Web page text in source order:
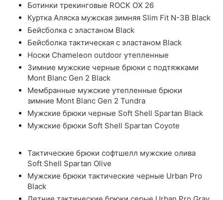
Ботинки трекинговые ROCK OX 26
Куртка Аляска мужская зимняя Slim Fit N-3B Black
Бейсболка с эластаном Black
Бейсболка тактическая с эластаном Black
Носки Chameleon outdoor утепленные
Зимние мужские черные брюки с подтяжками
Mont Blanc Gen 2 Black
Мембранные мужские утепленные брюки
зимние Mont Blanc Gen 2 Tundra
Мужские брюки черные Soft Shell Spartan Black
Мужские брюки Soft Shell Spartan Coyote
Тактические брюки софтшелл мужские олива
Soft Shell Spartan Olive
Мужские брюки тактические черные Urban Pro
Black